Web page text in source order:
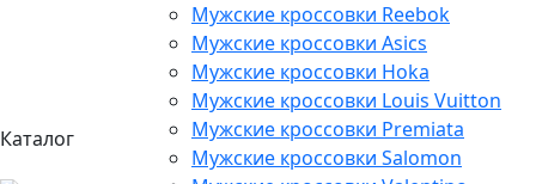
Каталог
Мужские кроссовки Reebok
Мужские кроссовки Asics
Мужские кроссовки Hoka
Мужские кроссовки Louis Vuitton
Мужские кроссовки Premiata
Мужские кроссовки Salomon